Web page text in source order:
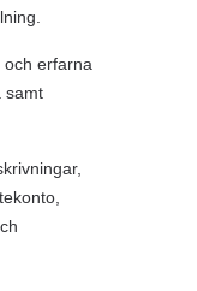
och erfarna
samt